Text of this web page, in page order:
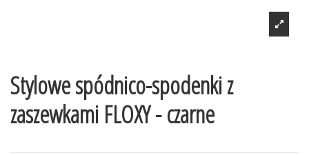
Stylowe spódnico-spodenki z
zaszewkami FLOXY - czarne